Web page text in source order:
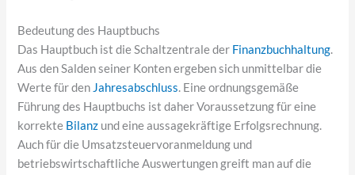
Bedeutung des Hauptbuchs
Das Hauptbuch ist die Schaltzentrale der Finanzbuchhaltung.
Aus den Salden seiner Konten ergeben sich unmittelbar die
Werte für den Jahresabschluss. Eine ordnungsgemäße
Führung des Hauptbuchs ist daher Voraussetzung für eine
korrekte Bilanz und eine aussagekräftige Erfolgsrechnung.
Auch für die Umsatzsteuervoranmeldung und
betriebswirtschaftliche Auswertungen greift man auf die